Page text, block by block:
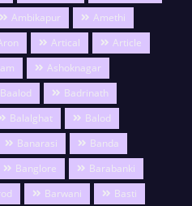
Ambikapur
Amethi
Artical
Article
Ashoknagar
Baalod
Badrinath
Balalghat
Balod
Banarasi
Banda
Banglore
Barabanki
Barwani Basti